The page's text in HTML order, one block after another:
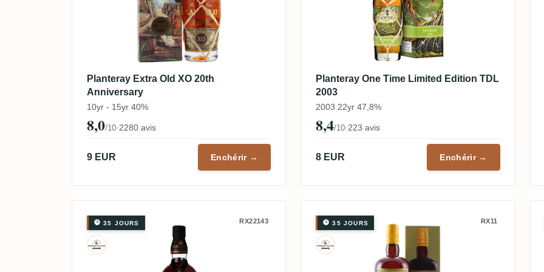
Planteray Extra Old XO 20th
Anniversary
10yr - 15yr 40%
8,0/10·2280 avis
9 EUR Enchérir →
Planteray One Time Limited Edition TDL
2003
2003 22yr 47,8%
8,4/10·223 avis
8 EUR Enchérir →
35 JOURS RX22143 35 JOURS RX11